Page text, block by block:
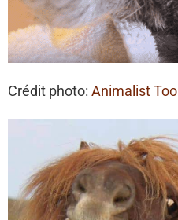
Crédit photo: Animalist Too